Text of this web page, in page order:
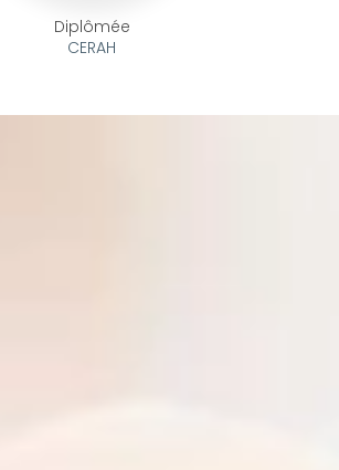
Diplômée
CERAH